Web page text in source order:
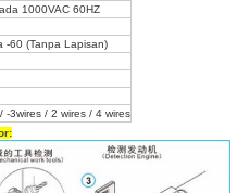
1000VAC 60HZ
-60 (Tanpa Lapisan)
-3wires / 2 wires / 4 wires